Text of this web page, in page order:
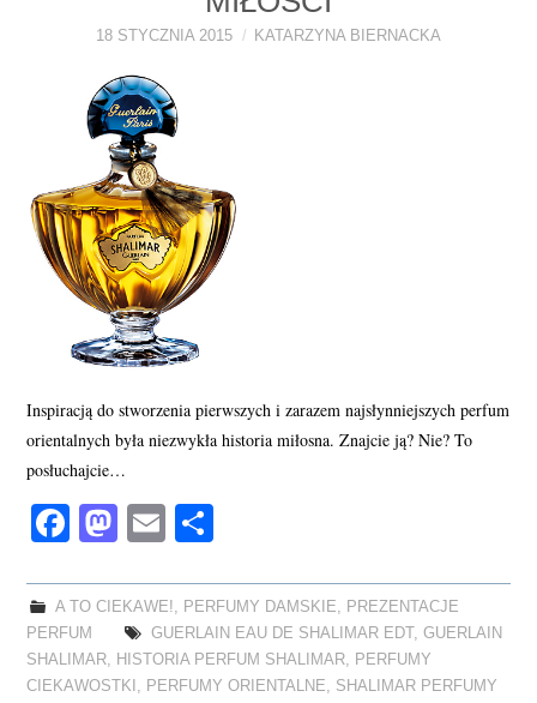
A TO CIEKAWE!
SKLEP
18 STYCZNIA 2015 KATARZYNA BIERNACKA
Inspiracją do stworzenia pierwszych i zarazem najsłynniejszych perfum
orientalnych była niezwykła historia miłosna. Znajcie ją? Nie? To
posłuchajcie…
Fa
bo
ok
M
to
do
n
E
ailre
A TO CIEKAWE! PERFUMY DAMSKIE
PREZENTACJE
PERFUM
GUERLAIN EAU DE SHALIMAR EDT, GUERLAIN
SHALIMAR
HISTORIA PERFUM SHALIMAR
PERFUMY
CIEKAWOSTKI
PERFUMY ORIENTALNE SHALIMAR PERFUMY